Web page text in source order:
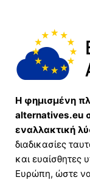
Η φημισμένη
alternatives.eu
εναλλακτική
διαδικασίες
και
Ευρώπη, ώστε να